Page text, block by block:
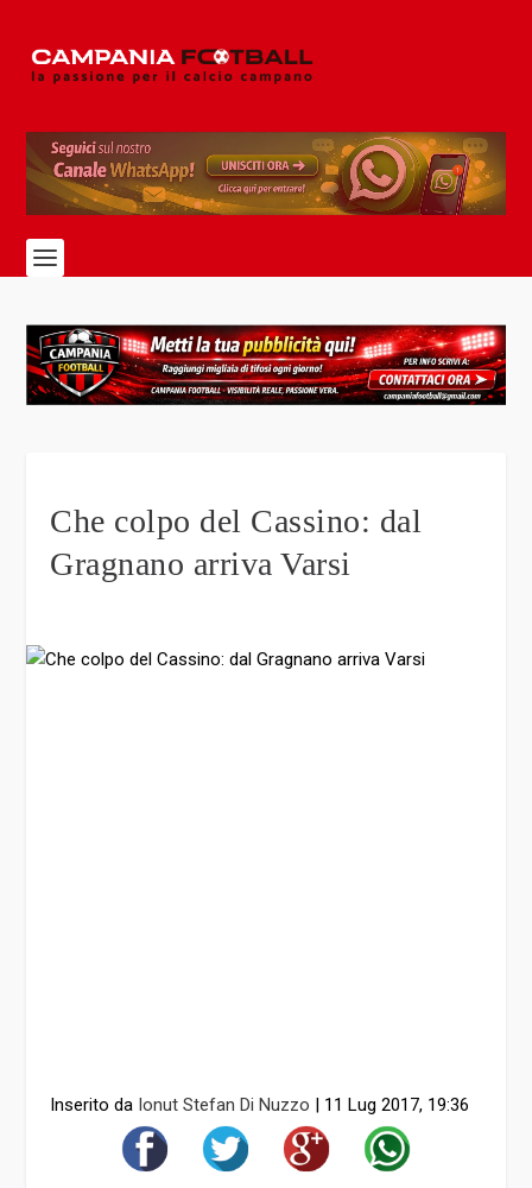
Che colpo del Cassino: dal
Gragnano arriva Varsi
Inserito da Ionut Stefan Di Nuzzo 11 Lug 2017, 19:36